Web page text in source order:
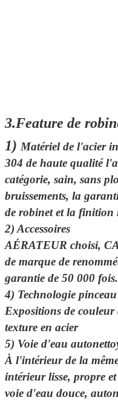
3.Feature de
1) Matériel de l'acier
304 de haute qualité
catégorie, sain, sans
bruissements, la
de robinet et la finition
2) Accessoires
AÉRATEUR choisi,
de marque de
garantie de 50 000 fois.
4) Technologie
Expositions de
texture en acier
5) Voie d'eau
À l'intérieur de la
intérieur lisse, propre
voie d'eau douce,